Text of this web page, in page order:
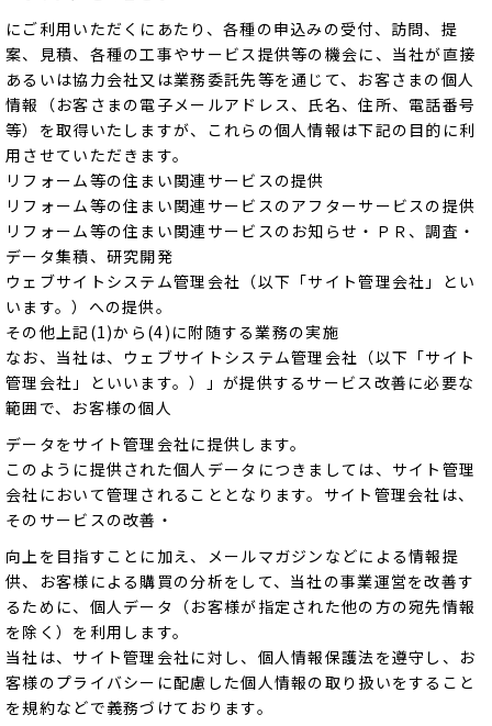
にご利用いただくにあたり、各種の申込みの受付、訪問、提
案、見積、各種の工事やサービス提供等の機会に、当社が直接
あるいは協力会社又は業務委託先等を通じて、お客さまの個人
情報（お客さまの電子メールアドレス、氏名、住所、電話番号
等）を取得いたしますが、これらの個人情報は下記の目的に利
用させていただきます。
リフォーム等の住まい関連サービスの提供
リフォーム等の住まい関連サービスのアフターサービスの提供
リフォーム等の住まい関連サービスのお知らせ・ＰＲ、調査・
データ集積、研究開発
ウェブサイトシステム管理会社（以下「サイト管理会社」とい
います。）への提供。
その他上記(1)から(4)に附随する業務の実施
なお、当社は、ウェブサイトシステム管理会社（以下「サイト
管理会社」といいます。）」が提供するサービス改善に必要な
範囲で、お客様の個人
データをサイト管理会社に提供します。
このように提供された個人データにつきましては、サイト管理
会社において管理されることとなります。サイト管理会社は、
そのサービスの改善・
向上を目指すことに加え、メールマガジンなどによる情報提
供、お客様による購買の分析をして、当社の事業運営を改善す
るために、個人データ（お客様が指定された他の方の宛先情報
を除く）を利用します。
当社は、サイト管理会社に対し、個人情報保護法を遵守し、お
客様のプライバシーに配慮した個人情報の取り扱いをすること
を規約などで義務づけております。